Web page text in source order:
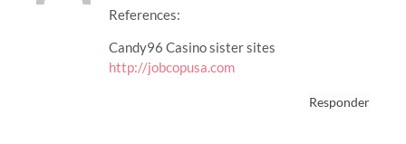
References:
Candy96 Casino sister sites
http://jobcopusa.com
Responder